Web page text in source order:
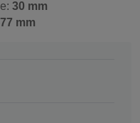
30 mm
mm